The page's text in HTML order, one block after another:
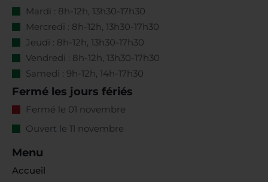
Mardi : 8h-12h, 13h30-17h30
Mercredi : 8h-12h, 13h30-17h30
Jeudi : 8h-12h, 13h30-17h30
Vendredi : 8h-12h, 13h30-17h30
Samedi : 9h-12h, 14h-17h30
Fermé les jours fériés
Fermé le 01 novembre
Ouvert le 11 novembre
Menu
Accueil